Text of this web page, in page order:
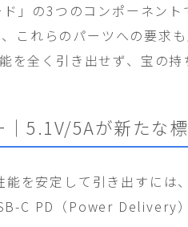
」の3つのコンポーネン
これらのパーツへの要求
を全く引き出せず、宝の持
｜5.1V/5Aが新たな
を安定して引き出すには
C PD（Power Delivery）